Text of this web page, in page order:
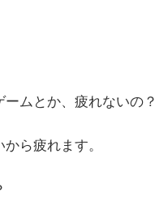
ムとか、疲れないの？
ら疲れます。